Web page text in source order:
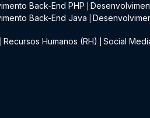
Back-End PHP
Back-End Java
Recursos Humanos (RH) Social